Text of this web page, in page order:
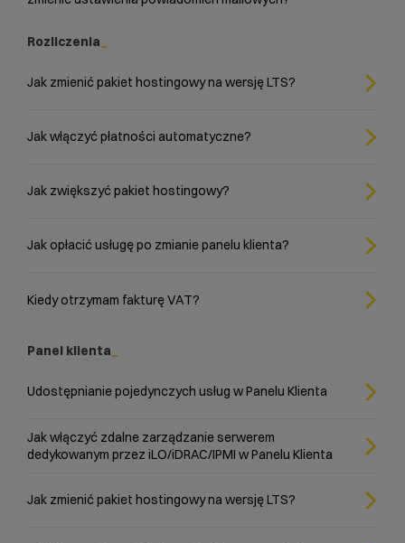
Rozliczenia
Jak zmienić pakiet hostingowy na wersję LTS?
Jak włączyć płatności automatyczne?
Jak zwiększyć pakiet hostingowy?
Jak opłacić usługę po zmianie panelu klienta?
Kiedy otrzymam fakturę VAT?
Panel klienta
Udostępnianie pojedynczych usług w Panelu Klienta
Jak włączyć zdalne zarządzanie serwerem
dedykowanym przez iLO/iDRAC/IPMI w Panelu Klienta
Jak zmienić pakiet hostingowy na wersję LTS?